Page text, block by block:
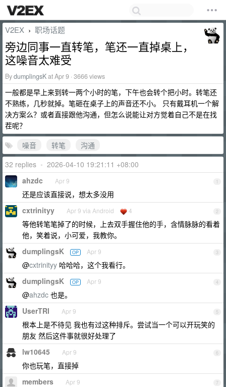
V2EX › 职场话题
旁边同事一直转笔，笔还一直掉桌上，
这噪音太难受
BydumplingsKat Apr 9 · 3666 views
一般都是早上来到转一两个小时的笔，下午也会转个把小时。转笔还
不熟练，几秒就掉。笔砸在桌子上的声音还不小。 只有戴耳机一个解
决方案么？或者直接跟他沟通，但怎么说能让对方觉着自己不是在找
茬呢？
噪音
转笔
沟通
32 replies • 2026-04-10 19:21:11 +08:00
1
ahzdc Apr 9
还是应该直接说，想太多没用
2
cxtrinityy Apr 9 via Android 4
等他转笔笔掉了的时候，上去双手握住他的手，含情脉脉的看着
他，笑着说，小可爱，我教你。
3
dumplingsK OP Apr 9
@cxtrinityy 哈哈哈，这个我看行。
4
dumplingsK OP Apr 9
@ahzdc 也是。
5
UserTRI Apr 9
根本上是不待见 我也有过这种排斥。尝试当一个可以开玩笑的
朋友 然后这件事就很好处理了
6
lw10645 Apr 9
你也玩笔，直接掉
7
members Apr 9